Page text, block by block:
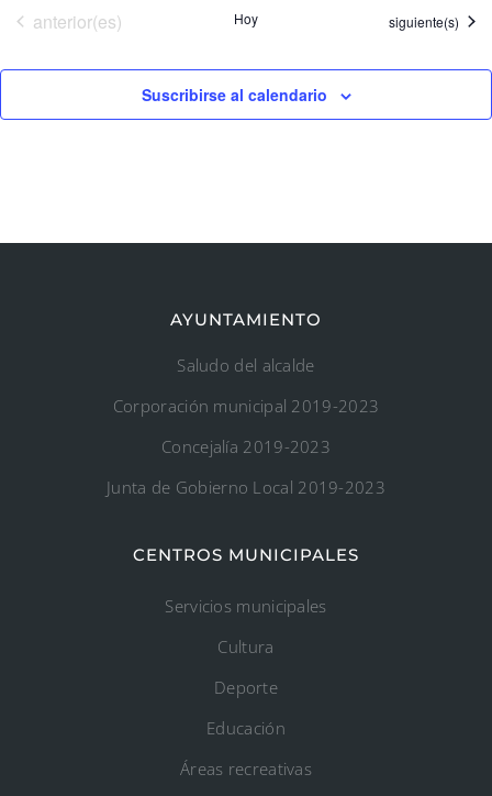
Eventos
anterior(es) Hoy Eventos
siguiente(s)
Suscribirse al calendario
AYUNTAMIENTO
Saludo del alcalde
Corporación municipal 2019-2023
Concejalía 2019-2023
Junta de Gobierno Local 2019-2023
CENTROS MUNICIPALES
Servicios municipales
Cultura
Deporte
Educación
Áreas recreativas